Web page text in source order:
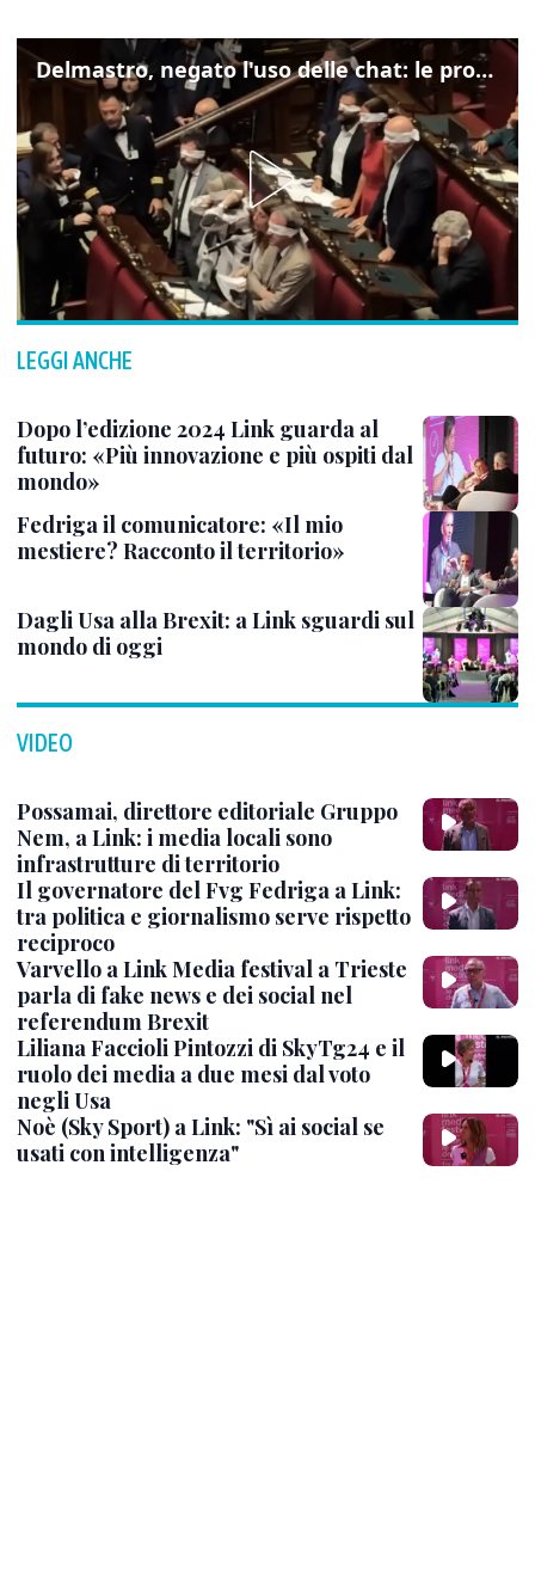
Delmastro, negato l'uso delle chat: le proteste di Avs e M5s
LEGGI ANCHE
Dopo l’edizione 2024 Link guarda al
futuro: «Più innovazione e più ospiti dal
mondo»
Fedriga il comunicatore: «Il mio
mestiere? Racconto il territorio»
Dagli Usa alla Brexit: a Link sguardi sul
mondo di oggi
VIDEO
Possamai, direttore editoriale Gruppo
Nem, a Link: i media locali sono
infrastrutture di territorio
Il governatore del Fvg Fedriga a Link:
tra politica e giornalismo serve rispetto
reciproco
Varvello a Link Media festival a Trieste
parla di fake news e dei social nel
referendum Brexit
Liliana Faccioli Pintozzi di SkyTg24 e il
ruolo dei media a due mesi dal voto
negli Usa
Noè (Sky Sport) a Link: "Sì ai social se
usati con intelligenza"